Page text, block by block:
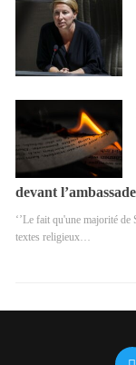
devant
‘’Le fait qu'une majorité
textes religieux…